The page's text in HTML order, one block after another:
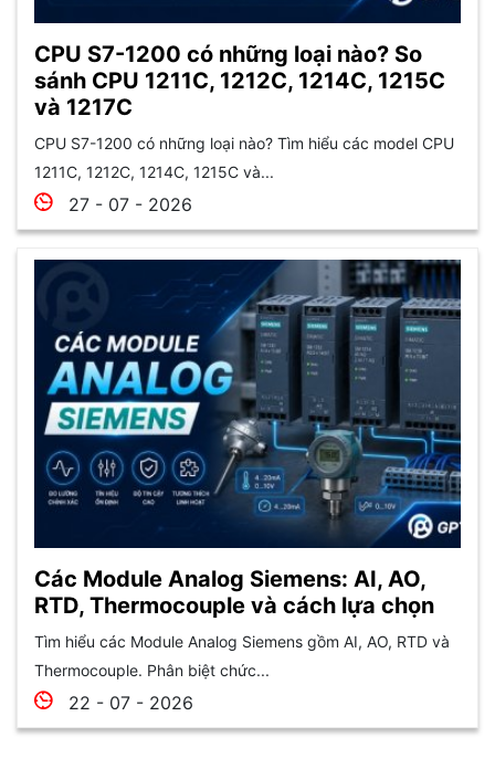
CPU S7-1200 có những loại nào? So
sánh CPU 1211C, 1212C, 1214C, 1215C
và 1217C
CPU S7-1200 có những loại nào? Tìm hiểu các model CPU
1211C, 1212C, 1214C, 1215C và...
27 - 07 - 2026
Các Module Analog Siemens: AI, AO,
RTD, Thermocouple và cách lựa chọn
Tìm hiểu các Module Analog Siemens gồm AI, AO, RTD và
Thermocouple. Phân biệt chức...
22 - 07 - 2026